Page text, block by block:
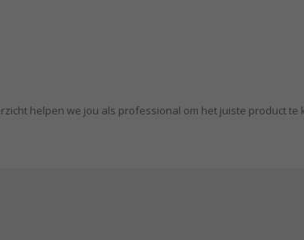
helpen we jou als professional om het juiste product te